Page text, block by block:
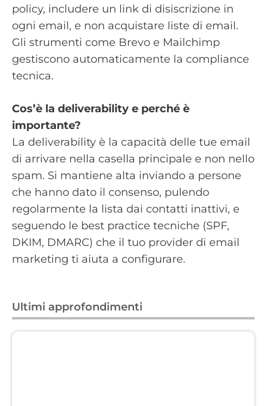
policy, includere un link di disiscrizione in
ogni email, e non acquistare liste di email.
Gli strumenti come Brevo e Mailchimp
gestiscono automaticamente la compliance
tecnica.
Cos’è la deliverability e perché è
importante?
La deliverability è la capacità delle tue email
di arrivare nella casella principale e non nello
spam. Si mantiene alta inviando a persone
che hanno dato il consenso, pulendo
regolarmente la lista dai contatti inattivi, e
seguendo le best practice tecniche (SPF,
DKIM, DMARC) che il tuo provider di email
marketing ti aiuta a configurare.
Ultimi approfondimenti